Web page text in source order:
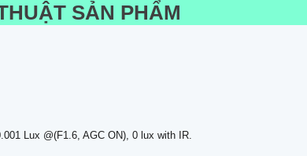
SẢN PHẨM
Lux @(F1.6, AGC ON), 0 lux with IR.